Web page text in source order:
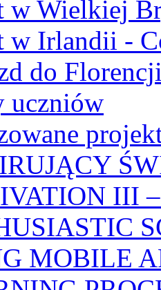
w Wielkiej
w Irlandii -
do
uczniów
III
MOBILE